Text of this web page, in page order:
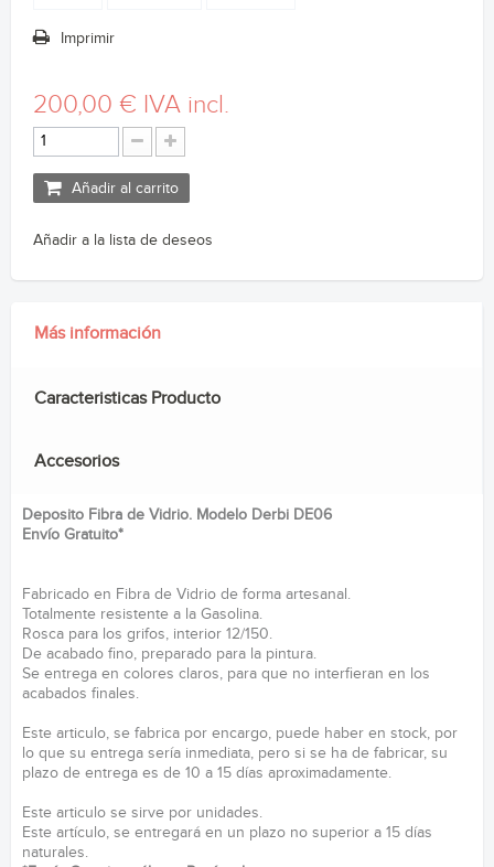
Imprimir
200,00 € IVA incl.
Añadir al carrito
Añadir a la lista de deseos
Más información
Caracteristicas Producto
Accesorios
Deposito Fibra de Vidrio. Modelo Derbi DE06
Envío Gratuito*
Fabricado en Fibra de Vidrio de forma artesanal.
Totalmente resistente a la Gasolina.
Rosca para los grifos, interior 12/150.
De acabado fino, preparado para la pintura.
Se entrega en colores claros, para que no interfieran en los
acabados finales.
Este articulo, se fabrica por encargo, puede haber en stock, por
lo que su entrega sería inmediata, pero si se ha de fabricar, su
plazo de entrega es de 10 a 15 días aproximadamente.
Este articulo se sirve por unidades.
Este artículo, se entregará en un plazo no superior a 15 días
naturales.